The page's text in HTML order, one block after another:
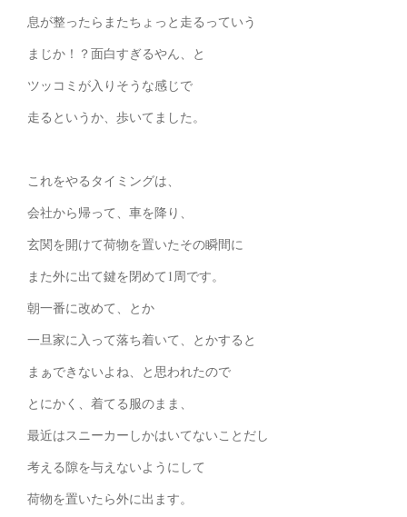
息が整ったらまたちょっと走るっていう
まじか！？面白すぎるやん、と
ツッコミが入りそうな感じで
走るというか、歩いてました。
これをやるタイミングは、
会社から帰って、車を降り、
玄関を開けて荷物を置いたその瞬間に
また外に出て鍵を閉めて1周です。
朝一番に改めて、とか
一旦家に入って落ち着いて、とかすると
まぁできないよね、と思われたので
とにかく、着てる服のまま、
最近はスニーカーしかはいてないことだし
考える隙を与えないようにして
荷物を置いたら外に出ます。